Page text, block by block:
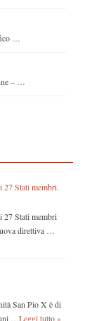
…
– …
Stati membri.
27 Stati membri
direttiva …
San Pio X è di
… Leggi tutto »